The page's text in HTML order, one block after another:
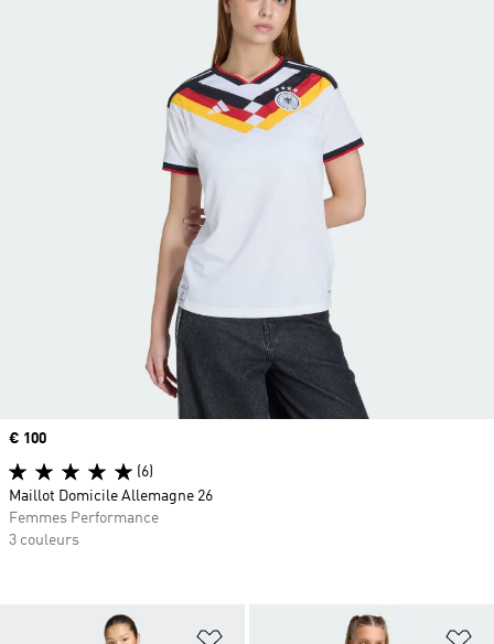
Ajouter à la Liste de produits
Prix
€ 100
(6)
Maillot Domicile Allemagne 26
Femmes Performance
3 couleurs